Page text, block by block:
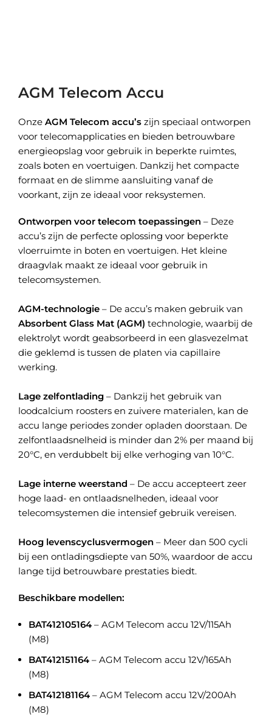
AGM Telecom Accu
Onze AGM Telecom accu’s zijn speciaal ontworpen
voor telecomapplicaties en bieden betrouwbare
energieopslag voor gebruik in beperkte ruimtes,
zoals boten en voertuigen. Dankzij het compacte
formaat en de slimme aansluiting vanaf de
voorkant, zijn ze ideaal voor reksystemen.
Ontworpen voor telecom toepassingen – Deze
accu’s zijn de perfecte oplossing voor beperkte
vloerruimte in boten en voertuigen. Het kleine
draagvlak maakt ze ideaal voor gebruik in
telecomsystemen.
AGM-technologie – De accu’s maken gebruik van
Absorbent Glass Mat (AGM) technologie, waarbij de
elektrolyt wordt geabsorbeerd in een glasvezelmat
die geklemd is tussen de platen via capillaire
werking.
Lage zelfontlading – Dankzij het gebruik van
loodcalcium roosters en zuivere materialen, kan de
accu lange periodes zonder opladen doorstaan. De
zelfontlaadsnelheid is minder dan 2% per maand bij
20°C, en verdubbelt bij elke verhoging van 10°C.
Lage interne weerstand – De accu accepteert zeer
hoge laad- en ontlaadsnelheden, ideaal voor
telecomsystemen die intensief gebruik vereisen.
Hoog levenscyclusvermogen – Meer dan 500 cycli
bij een ontladingsdiepte van 50%, waardoor de accu
lange tijd betrouwbare prestaties biedt.
Beschikbare modellen:
BAT412105164 – AGM Telecom accu 12V/115Ah
(M8)
BAT412151164 – AGM Telecom accu 12V/165Ah
(M8)
BAT412181164 – AGM Telecom accu 12V/200Ah
(M8)